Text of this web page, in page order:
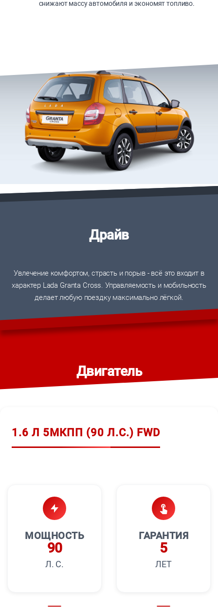
снижают массу автомобиля и экономят топливо.
Драйв
Увлечение комфортом, страсть и порыв - всё это входит в
характер Lada Granta Cross. Управляемость и мобильность
делает любую поездку максимально лёгкой.
Двигатель
1.6 Л 5МКПП (90 Л.С.) FWD
МОЩНОСТЬ
90
Л. С.
ГАРАНТИЯ
5
ЛЕТ